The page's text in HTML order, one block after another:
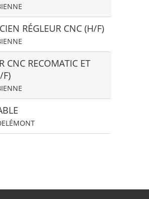
RÉGLEUR CNC (H/F)
CNC RECOMATIC ET
F)